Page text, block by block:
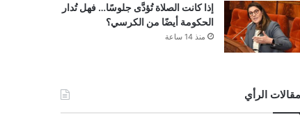
إذا كانت الصلاة تُؤدَّى جلوسًا… فهل تُدار
الحكومة أيضًا من الكرسي؟
منذ 14 ساعة
مقالات الرأي